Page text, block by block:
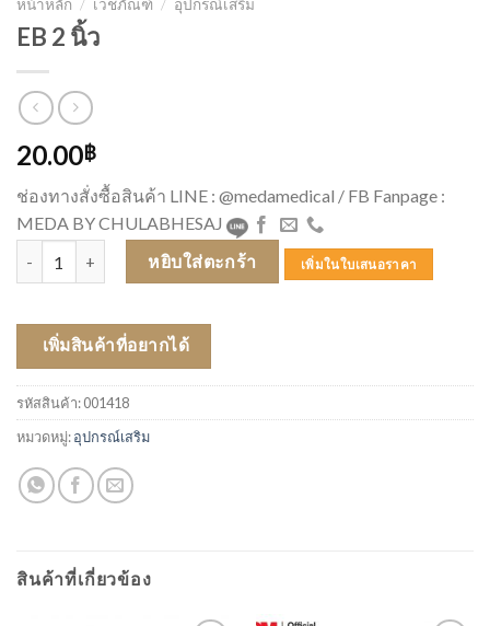
หน้าหลัก / เวชภัณฑ์ / อุปกรณ์เสริม
EB 2 นิ้ว
20.00฿
ช่องทางสั่งซื้อสินค้า LINE : @medamedical / FB Fanpage :
MEDA BY CHULABHESAJ
หยิบใส่ตะกร้า เพิ่มในใบเสนอราคา
เพิ่มสินค้าที่อยากได้
รหัสสินค้า:001418
หมวดหมู่:อุปกรณ์เสริม
สินค้าที่เกี่ยวข้อง